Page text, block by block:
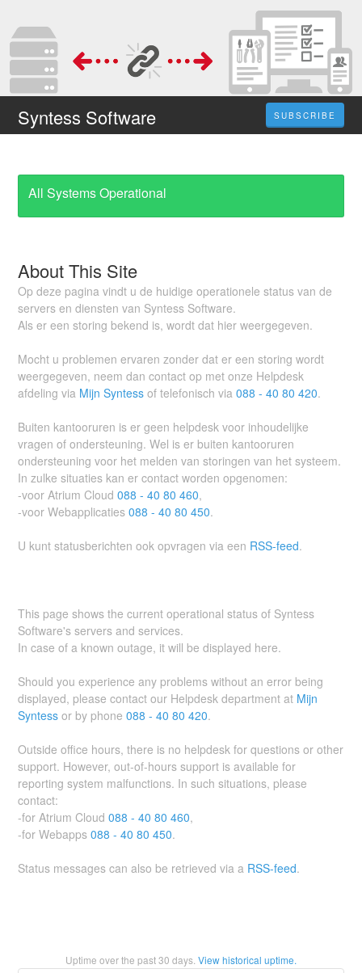
Syntess Software SUBSCRIBE
All Systems Operational
About This Site
Op deze pagina vindt u de huidige operationele status van de
servers en diensten van Syntess Software.
Als er een storing bekend is, wordt dat hier weergegeven.
Mocht u problemen ervaren zonder dat er een storing wordt
weergegeven, neem dan contact op met onze Helpdesk
afdeling via Mijn Syntess of telefonisch via088 - 40 80 420.
Buiten kantooruren is er geen helpdesk voor inhoudelijke
vragen of ondersteuning. Wel is er buiten kantooruren
ondersteuning voor het melden van storingen van het systeem.
In zulke situaties kan er contact worden opgenomen:
-voor Atrium Cloud088 - 40 80 460,
-voor Webapplicaties088 - 40 80 450.
U kunt statusberichten ook opvragen via een RSS-feed.
This page shows the current operational status of Syntess
Software's servers and services.
In case of a known outage, it will be displayed here.
Should you experience any problems without an error being
displayed, please contact our Helpdesk department at Mijn
Syntess or by phone088 - 40 80 420.
Outside office hours, there is no helpdesk for questions or other
support. However, out-of-hours support is available for
reporting system malfunctions. In such situations, please
contact:
-for Atrium Cloud088 - 40 80 460,
-for Webapps088 - 40 80 450.
Status messages can also be retrieved via a RSS-feed.
Uptime over the past30 days. View historical uptime.